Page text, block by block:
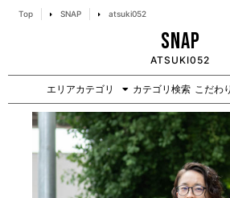
Top SNAP atsuki052
SNAP
ATSUKI052
エリアカテゴリ カテゴリ検索 こだわ